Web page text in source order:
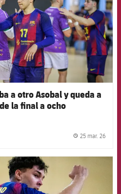
a otro Asobal y queda a
la final a ocho
25 mar. 26
FCB Barcelona badge